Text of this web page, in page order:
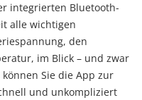
integrierten Bluetooth-
alle wichtigen
den
im Blick – und zwar
Sie die App zur
und unkompliziert